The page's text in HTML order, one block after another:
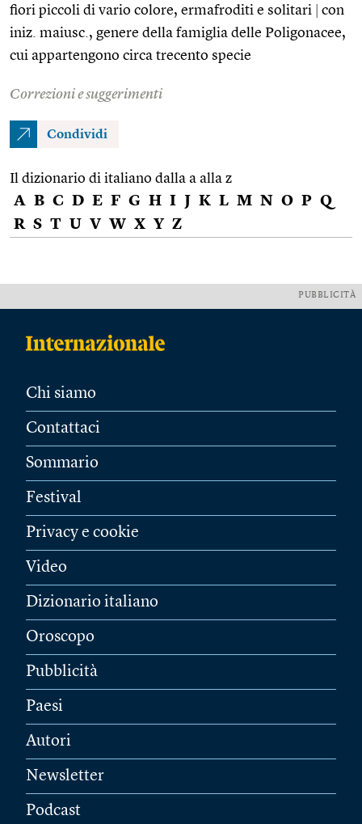
fiori piccoli di vario colore, ermafroditi e solitari
con
iniz. maiusc., genere della famiglia delle Poligonacee,
cui appartengono circa trecento specie
Correzioni e suggerimenti
Condividi
Il dizionario di italiano dalla a alla z
A B C D E F G H I J K L M N O P Q
R S T U V W X Y Z
PUBBLICITÀ
Chi siamo
Contattaci
Sommario
Festival
Privacy e cookie
Video
Dizionario italiano
Oroscopo
Pubblicità
Paesi
Autori
Newsletter
Podcast